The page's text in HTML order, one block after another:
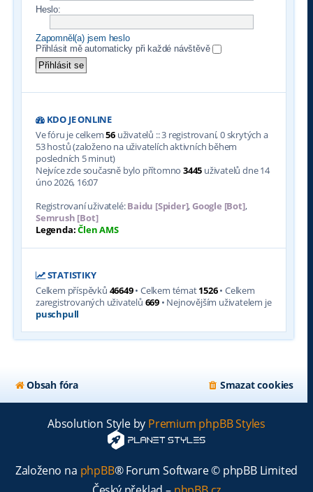
Heslo:
Zapomněl(a) jsem heslo
Přihlásit mě automaticky při každé návštěvě
KDO JE ONLINE
Ve fóru je celkem56 uživatelů :: 3 registrovaní, 0 skrytých a
53 hostů (založeno na uživatelích aktivních během
posledních 5 minut)
Nejvíce zde současně bylo přítomno 3445 uživatelů dne 14
úno 2026, 16:07
Registrovaní uživatelé:Baidu [Spider],Google [Bot],
Semrush [Bot]
Legenda:Člen AMS
STATISTIKY
Celkem příspěvků 46649• Celkem témat1526• Celkem
zaregistrovaných uživatelů 669 • Nejnovějším uživatelem je
puschpull
Obsah fóra Smazat cookies
Absolution Style by Premium phpBB Styles
Založeno na phpBB® Forum Software © phpBB Limited